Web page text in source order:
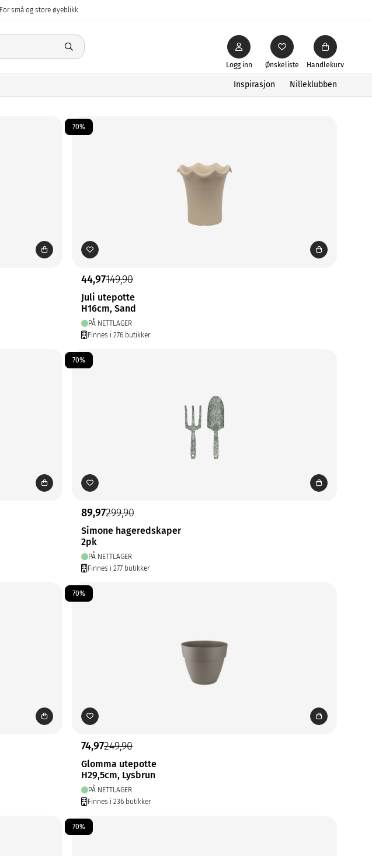
For små og store øyeblikk
Ønskeliste
Logg inn Handlekurv
Inspirasjon Nilleklubben
70%
44,97149,90
Juli utepotte
H16cm, Sand
PÅ NETTLAGER
Finnes i 276 butikker
70%
89,97299,90
Simone hageredskaper
2pk
PÅ NETTLAGER
Finnes i 277 butikker
70%
74,97249,90
Glomma utepotte
H29,5cm, Lysbrun
PÅ NETTLAGER
Finnes i 236 butikker
70%